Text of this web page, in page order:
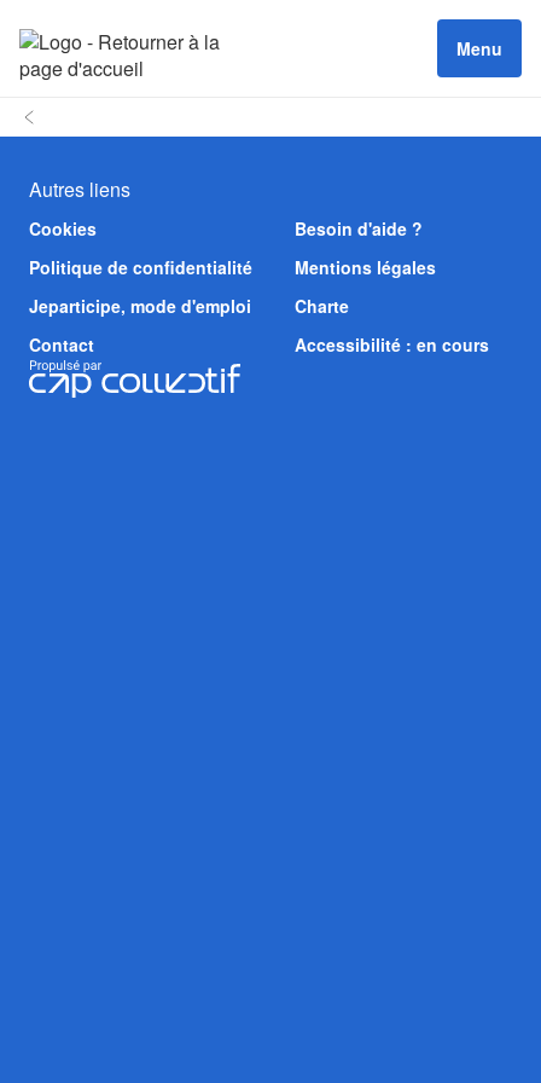
Menu
Autres liens
Cookies
Besoin d'aide ?
Politique de confidentialité
Mentions légales
Jeparticipe, mode d'emploi
Charte
Contact
Accessibilité : en cours